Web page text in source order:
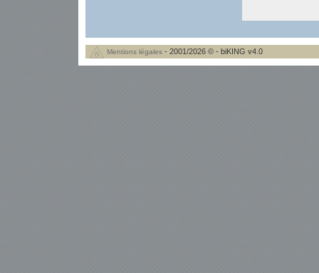
Mentions légales - 2001/2026 © - biKING v4.0